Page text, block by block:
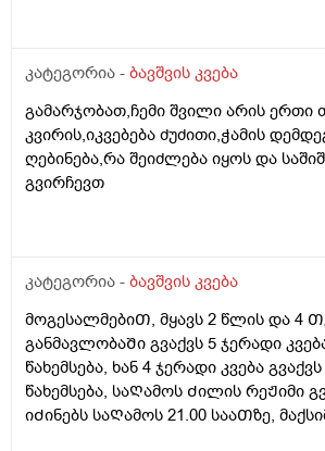
კატეგორია - ბავშვის კვება
გამარჯობათ,ჩემი შვილი არის ერთი
კვირის,იკვებება ძუძითი,ჭამის
ღებინება,რა შეიძლება იყოს და
გვირჩევთ
კატეგორია - ბავშვის კვება
მოგესალმებიᲗ, მყავს 2 წლის და 4
განმავლობაᲨი გვაქვს 5 ჯერადი
წახემსება, ხან 4 ჯერადი კვება
წახემსება, საᲦამოს Ძილის რეᲟიმი
იᲫინებს საᲦამოს 21.00 სააᲗზე,